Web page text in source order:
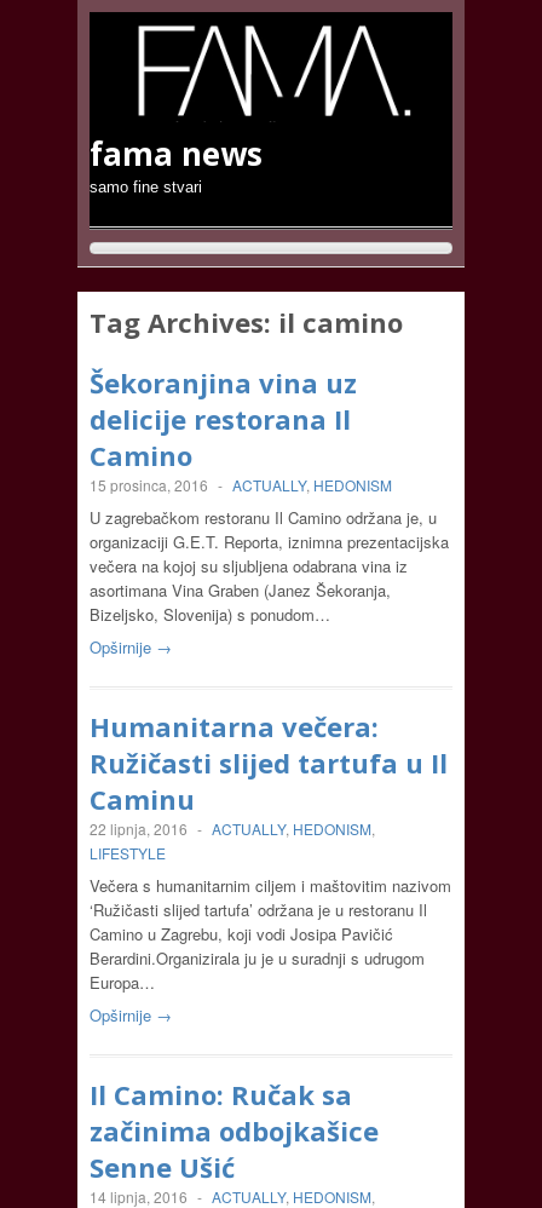
fama news
samo fine stvari
Tag Archives: il camino
Šekoranjina vina uz
delicije restorana Il
Camino
15 prosinca, 2016 - ACTUALLY, HEDONISM
U zagrebačkom restoranu Il Camino održana je, u
organizaciji G.E.T. Reporta, iznimna prezentacijska
večera na kojoj su sljubljena odabrana vina iz
asortimana Vina Graben (Janez Šekoranja,
Bizeljsko, Slovenija) s ponudom…
Opširnije →
Humanitarna večera:
Ružičasti slijed tartufa u Il
Caminu
22 lipnja, 2016 - ACTUALLY, HEDONISM,
LIFESTYLE
Večera s humanitarnim ciljem i maštovitim nazivom
‘Ružičasti slijed tartufa’ održana je u restoranu Il
Camino u Zagrebu, koji vodi Josipa Pavičić
Berardini.Organizirala ju je u suradnji s udrugom
Europa…
Opširnije →
Il Camino: Ručak sa
začinima odbojkašice
Senne Ušić
14 lipnja, 2016 - ACTUALLY, HEDONISM,